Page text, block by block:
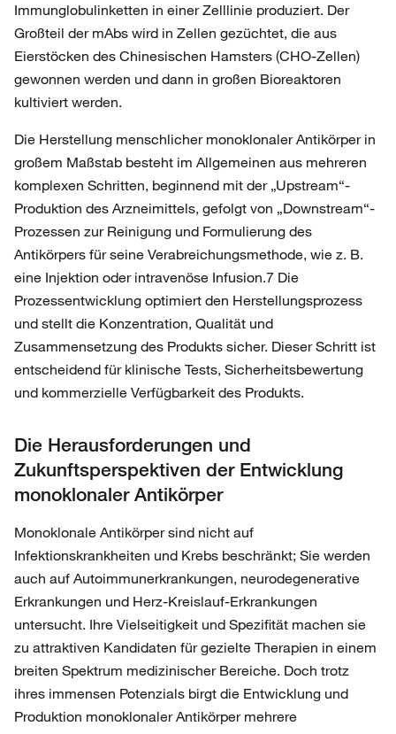
Immunglobulinketten in einer Zelllinie produziert. Der
Großteil der mAbs wird in Zellen gezüchtet, die aus
Eierstöcken des Chinesischen Hamsters (CHO-Zellen)
gewonnen werden und dann in großen Bioreaktoren
kultiviert werden.
Die Herstellung menschlicher monoklonaler Antikörper in
großem Maßstab besteht im Allgemeinen aus mehreren
komplexen Schritten, beginnend mit der „Upstream“-
Produktion des Arzneimittels, gefolgt von „Downstream“-
Prozessen zur Reinigung und Formulierung des
Antikörpers für seine Verabreichungsmethode, wie z. B.
eine Injektion oder intravenöse Infusion.7 Die
Prozessentwicklung optimiert den Herstellungsprozess
und stellt die Konzentration, Qualität und
Zusammensetzung des Produkts sicher. Dieser Schritt ist
entscheidend für klinische Tests, Sicherheitsbewertung
und kommerzielle Verfügbarkeit des Produkts.
Die Herausforderungen und
Zukunftsperspektiven der Entwicklung
monoklonaler Antikörper
Monoklonale Antikörper sind nicht auf
Infektionskrankheiten und Krebs beschränkt; Sie werden
auch auf Autoimmunerkrankungen, neurodegenerative
Erkrankungen und Herz-Kreislauf-Erkrankungen
untersucht. Ihre Vielseitigkeit und Spezifität machen sie
zu attraktiven Kandidaten für gezielte Therapien in einem
breiten Spektrum medizinischer Bereiche. Doch trotz
ihres immensen Potenzials birgt die Entwicklung und
Produktion monoklonaler Antikörper mehrere